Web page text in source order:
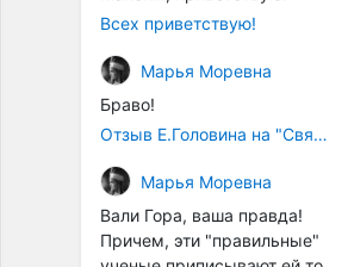
"...Звуковысотная шкала в
музыке древних греков
строилась в соответствии с
найденными опытным
путём частотными
интервалов (т.е.
расстояний между
тонами): чистой квинты
(3:2), чистой кварты (4:3) и
Всех приветствую!
Марья Моревна
Браво!
Отзыв Е.Головина на "Священную Артанию" (2005)
Марья Моревна
Вали Гора, ваша правда!
Причем, эти "правильные"